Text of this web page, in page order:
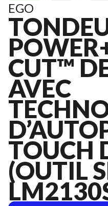
EGO
CUT™
AVEC
TOUCH
(OUTIL